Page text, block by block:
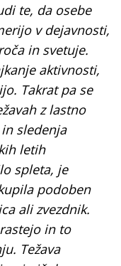
te, da osebe
v dejavnosti,
in svetuje.
aktivnosti,
Takrat pa se
z lastno
sledenja
letih
spleta, je
podoben
ali zvezdnik.
in to
Težava